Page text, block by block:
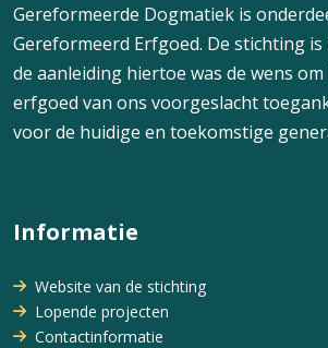
Gereformeerde Dogmatiek is
Gereformeerd Erfgoed. De stichting
de aanleiding hiertoe was de wens
erfgoed van ons voorgeslacht
voor de huidige en toekomstige
Informatie
Website van de stichting
Lopende projecten
Contactinformatie